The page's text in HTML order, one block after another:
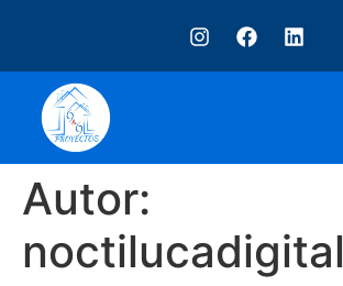
Autor:
noctilucadigital